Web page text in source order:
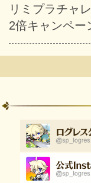
リミプラチャ
2倍キャンペー